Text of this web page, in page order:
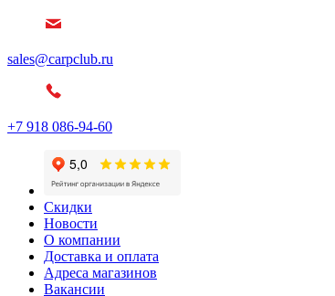
sales@carpclub.ru
+7 918 086-94-60
Скидки
Новости
О компании
Доставка и оплата
Адреса магазинов
Вакансии